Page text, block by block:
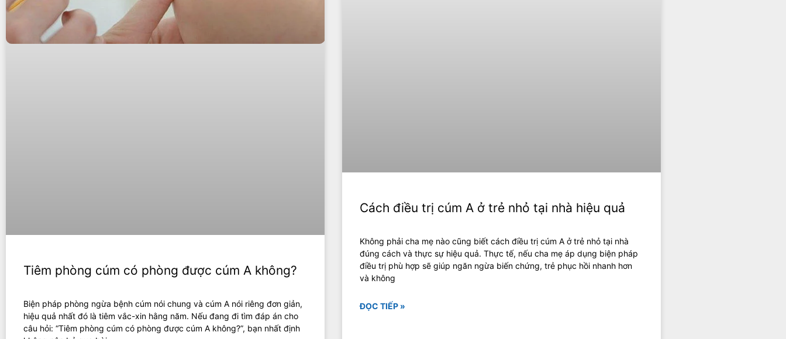
Tiêm phòng cúm có phòng được cúm A không?
Biện pháp phòng ngừa bệnh cúm nói chung và cúm A nói riêng đơn giản,
hiệu quả nhất đó là tiêm vắc-xin hằng năm. Nếu đang đi tìm đáp án cho
câu hỏi: “Tiêm phòng cúm có phòng được cúm A không?”, bạn nhất định
Cách điều trị cúm A ở trẻ nhỏ tại nhà hiệu quả
Không phải cha mẹ nào cũng biết cách điều trị cúm A ở trẻ nhỏ tại nhà
đúng cách và thực sự hiệu quả. Thực tế, nếu cha mẹ áp dụng biện pháp
điều trị phù hợp sẽ giúp ngăn ngừa biến chứng, trẻ phục hồi nhanh hơn
và không
ĐỌC TIẾP »